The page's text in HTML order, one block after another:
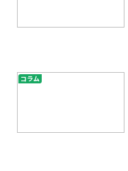
コラム